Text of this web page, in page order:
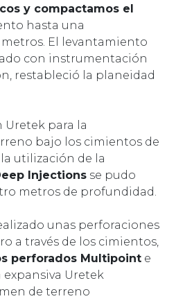
y compactamos el
hasta una
El levantamiento
con instrumentación
restableció la planeidad
Uretek para la
bajo los cimientos de
la utilización de la
Injections se pudo
metros de profundidad.
unas perforaciones
a través de los cimientos,
perforados Multipoint e
Uretek
de terreno